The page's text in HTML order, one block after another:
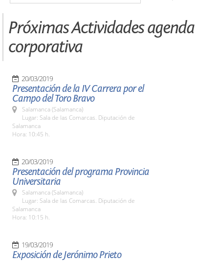
Próximas Actividades agenda
corporativa
20/03/2019
Presentación de la IV Carrera por el
Campo del Toro Bravo
Salamanca (Salamanca)
Lugar: Sala de las Comarcas. Diputación de
Salamanca
Hora: 10:45 h.
20/03/2019
Presentación del programa Provincia
Universitaria
Salamanca (Salamanca)
Lugar: Sala de las Comarcas. Diputación de
Salamanca
Hora: 10:15 h.
19/03/2019
Exposición de Jerónimo Prieto